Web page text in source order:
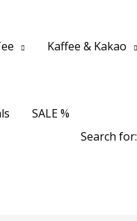
Kaffee & Kakao
SALE %
Search for: